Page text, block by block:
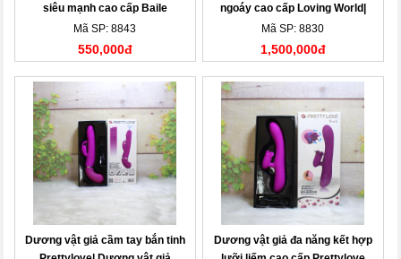
siêu mạnh cao cấp Baile
Mã SP: 8843
550,000đ
ngoáy cao cấp Loving World|
Dương vật giả
Mã SP: 8830
1,500,000đ
Dương vật giả cầm tay bắn tinh
Dương vật giả đa năng kết hợp